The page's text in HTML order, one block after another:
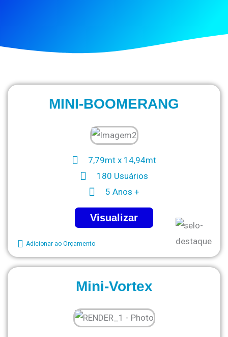
MINI-BOOMERANG
7,79mt x 14,94mt
180 Usuários
5 Anos +
Visualizar
Adicionar ao Orçamento
Mini-Vortex